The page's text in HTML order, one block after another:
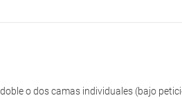
o dos camas individuales (bajo